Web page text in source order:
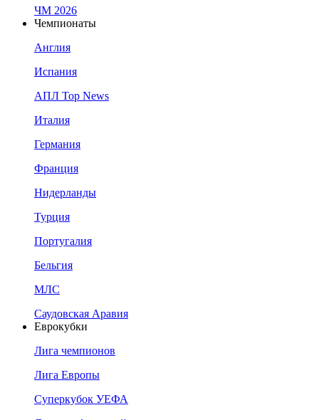
ЧМ 2026
Чемпионаты
Англия
Испания
АПЛ Top News
Италия
Германия
Франция
Нидерланды
Турция
Португалия
Бельгия
МЛС
Саудовская Аравия
Еврокубки
Лига чемпионов
Лига Европы
Суперкубок УЕФА